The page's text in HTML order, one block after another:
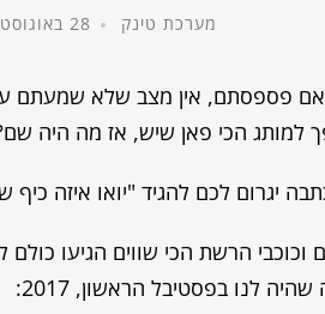
מערכת טינק 28 באוגוסט, 2017
למותג הכי פאן שיש, אז מה היה
יגרום לכם להגיד "יואו איזה
וכוכבי הרשת הכי שווים הגיעו
לנו בפסטיבל הראשון, 2017: